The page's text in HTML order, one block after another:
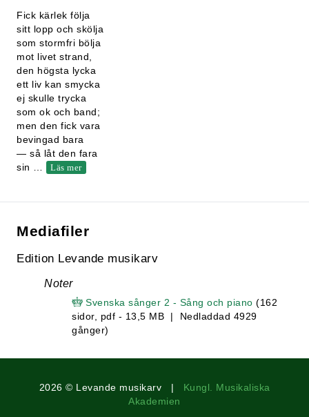
Fick kärlek följa
sitt lopp och skölja
som stormfri bölja
mot livet strand,
den högsta lycka
ett liv kan smycka
ej skulle trycka
som ok och band;
men den fick vara
bevingad bara
— så låt den fara
sin
Läs mer
Mediafiler
Edition Levande musikarv
Noter
Svenska sånger 2 - Sång och piano (162
sidor, pdf - 13,5 MB | Nedladdad 4929
gånger)
2026 © Levande musikarv | Kungl. Musikaliska
Akademien